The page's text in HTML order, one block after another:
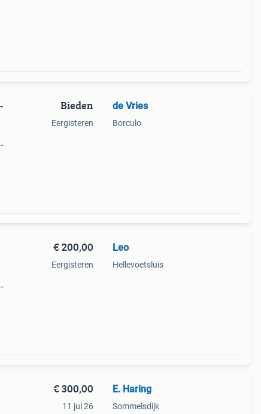
Bieden
Eergisteren
de Vries
Borculo
€ 200,00
Eergisteren
Leo
Hellevoetsluis
€ 300,00
11 jul 26
E. Haring
Sommelsdijk